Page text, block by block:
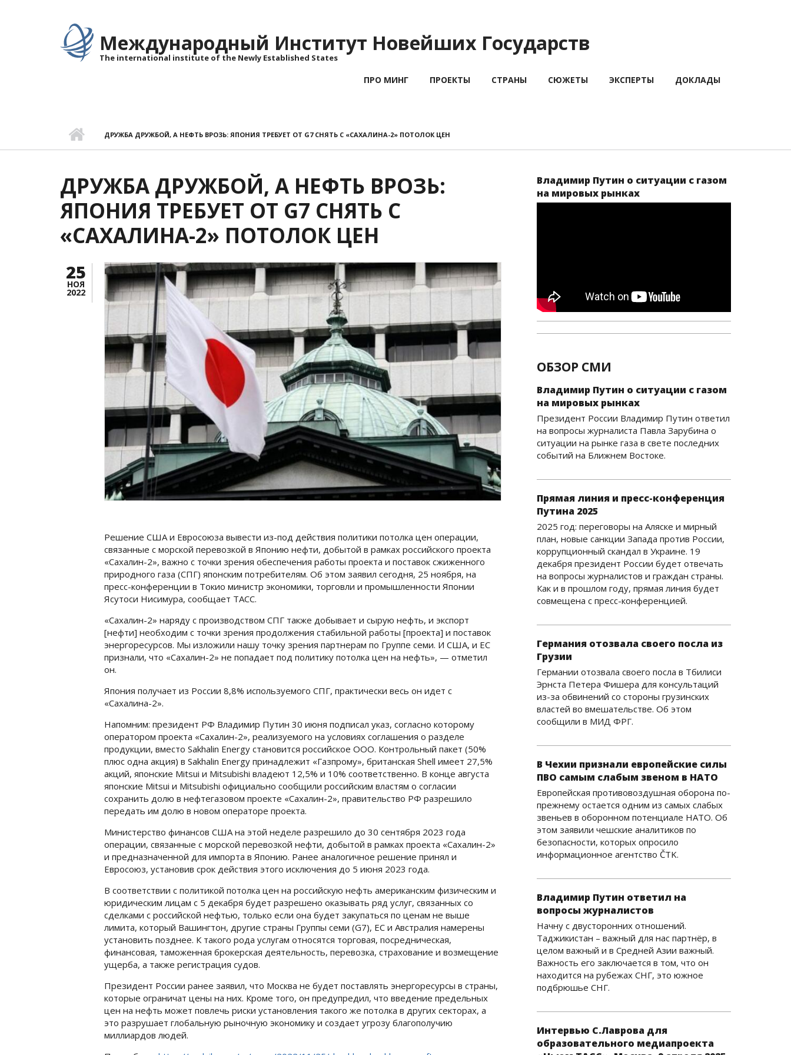
Международный Институт Новейших Государств
The international institute of the Newly Established States
ПРО МИНГ ПРОЕКТЫ СТРАНЫ СЮЖЕТЫ ЭКСПЕРТЫ ДОКЛАДЫ
ДРУЖБА ДРУЖБОЙ, А НЕФТЬ ВРОЗЬ: ЯПОНИЯ ТРЕБУЕТ ОТ G7 СНЯТЬ С «САХАЛИНА-2» ПОТОЛОК ЦЕН
ДРУЖБА ДРУЖБОЙ, А НЕФТЬ ВРОЗЬ:
ЯПОНИЯ ТРЕБУЕТ ОТ G7 СНЯТЬ С
«САХАЛИНА-2» ПОТОЛОК ЦЕН
25
НОЯ
2022
Решение США и Евросоюза вывести из-под действия политики потолка цен операции,
связанные с морской перевозкой в Японию нефти, добытой в рамках российского проекта
«Сахалин-2», важно с точки зрения обеспечения работы проекта и поставок сжиженного
природного газа (СПГ) японским потребителям. Об этом заявил сегодня, 25 ноября, на
пресс-конференции в Токио министр экономики, торговли и промышленности Японии
Ясутоси Нисимура, сообщает ТАСС.
«Сахалин-2» наряду с производством СПГ также добывает и сырую нефть, и экспорт
[нефти] необходим с точки зрения продолжения стабильной работы [проекта] и поставок
энергоресурсов. Мы изложили нашу точку зрения партнерам по Группе семи. И США, и ЕС
признали, что «Сахалин-2» не попадает под политику потолка цен на нефть», — отметил
он.
Япония получает из России 8,8% используемого СПГ, практически весь он идет с
«Сахалина-2».
Напомним: президент РФ Владимир Путин 30 июня подписал указ, согласно которому
оператором проекта «Сахалин-2», реализуемого на условиях соглашения о разделе
продукции, вместо Sakhalin Energy становится российское ООО. Контрольный пакет (50%
плюс одна акция) в Sakhalin Energy принадлежит «Газпрому», британская Shell имеет 27,5%
акций, японские Mitsui и Mitsubishi владеют 12,5% и 10% соответственно. В конце августа
японские Mitsui и Mitsubishi официально сообщили российским властям о согласии
сохранить долю в нефтегазовом проекте «Сахалин-2», правительство РФ разрешило
передать им долю в новом операторе проекта.
Министерство финансов США на этой неделе разрешило до 30 сентября 2023 года
операции, связанные с морской перевозкой нефти, добытой в рамках проекта «Сахалин-2»
и предназначенной для импорта в Японию. Ранее аналогичное решение принял и
Евросоюз, установив срок действия этого исключения до 5 июня 2023 года.
В соответствии с политикой потолка цен на российскую нефть американским физическим и
юридическим лицам с 5 декабря будет разрешено оказывать ряд услуг, связанных со
сделками с российской нефтью, только если она будет закупаться по ценам не выше
лимита, который Вашингтон, другие страны Группы семи (G7), ЕС и Австралия намерены
установить позднее. К такого рода услугам относятся торговая, посредническая,
финансовая, таможенная брокерская деятельность, перевозка, страхование и возмещение
ущерба, а также регистрация судов.
Президент России ранее заявил, что Москва не будет поставлять энергоресурсы в страны,
которые ограничат цены на них. Кроме того, он предупредил, что введение предельных
цен на нефть может повлечь риски установления такого же потолка в других секторах, а
это разрушает глобальную рыночную экономику и создает угрозу благополучию
миллиардов людей.
Владимир Путин о ситуации с газом
на мировых рынках
ОБЗОР СМИ
Владимир Путин о ситуации с газом
на мировых рынках
Президент России Владимир Путин ответил
на вопросы журналиста Павла Зарубина о
ситуации на рынке газа в свете последних
событий на Ближнем Востоке.
Прямая линия и пресс-конференция
Путина 2025
2025 год: переговоры на Аляске и мирный
план, новые санкции Запада против России,
коррупционный скандал в Украине. 19
декабря президент России будет отвечать
на вопросы журналистов и граждан страны.
Как и в прошлом году, прямая линия будет
совмещена с пресс-конференцией.
Германия отозвала своего посла из
Грузии
Германии отозвала своего посла в Тбилиси
Эрнста Петера Фишера для консультаций
из-за обвинений со стороны грузинских
властей во вмешательстве. Об этом
сообщили в МИД ФРГ.
В Чехии признали европейские силы
ПВО самым слабым звеном в НАТО
Европейская противовоздушная оборона по-
прежнему остается одним из самых слабых
звеньев в оборонном потенциале НАТО. Об
этом заявили чешские аналитиков по
безопасности, которых опросило
информационное агентство ČTK.
Владимир Путин ответил на
вопросы журналистов
Начну с двусторонних отношений.
Таджикистан – важный для нас партнёр, в
целом важный и в Средней Азии важный.
Важность его заключается в том, что он
находится на рубежах СНГ, это южное
подбрюшье СНГ.
Интервью С.Лаврова для
образовательного медиапроекта